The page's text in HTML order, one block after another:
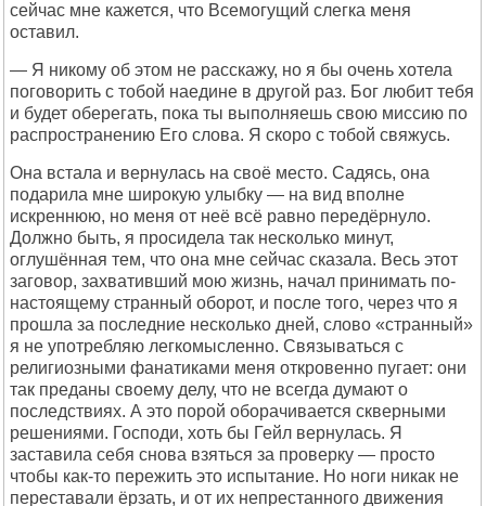
сейчас мне кажется, что Всемогущий слегка меня
оставил.
— Я никому об этом не расскажу, но я бы очень хотела
поговорить с тобой наедине в другой раз. Бог любит тебя
и будет оберегать, пока ты выполняешь свою миссию по
распространению Его слова. Я скоро с тобой свяжусь.
Она встала и вернулась на своё место. Садясь, она
подарила мне широкую улыбку — на вид вполне
искреннюю, но меня от неё всё равно передёрнуло.
Должно быть, я просидела так несколько минут,
оглушённая тем, что она мне сейчас сказала. Весь этот
заговор, захвативший мою жизнь, начал принимать по-
настоящему странный оборот, и после того, через что я
прошла за последние несколько дней, слово «странный»
я не употребляю легкомысленно. Связываться с
религиозными фанатиками меня откровенно пугает: они
так преданы своему делу, что не всегда думают о
последствиях. А это порой оборачивается скверными
решениями. Господи, хоть бы Гейл вернулась. Я
заставила себя снова взяться за проверку — просто
чтобы как-то пережить это испытание. Но ноги никак не
переставали ёрзать, и от их непрестанного движения